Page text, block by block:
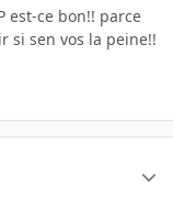
est-ce bon!! parce
si sen vos la peine!!